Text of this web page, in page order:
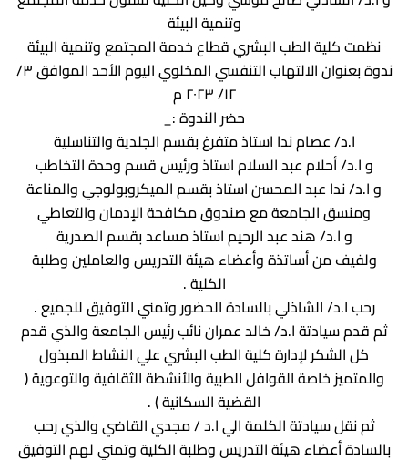
ادارة الازمات والكوارث
الخدمات الالكترونية
التخطيط الاستراتيجي
وحدة ابحاث حيوانات التجارب
كلية الطب جامعة الفيوم
كلية الطب جامعة كفر الشيخ
كلية الطب جامعة المنصورة
كلية الطب جامعة المنيا
كلية الطب جامعة المنوفية
كلية الطب بقنا جامعة جنوب الوادى
كلية الطب بالإسماعيلية جامعة قناة السويس
كلية الطب جامعة الزقازيق
وتنمية البيئة
نظمت كلية الطب البشري قطاع خدمة المجتمع وتنمية البيئة
ندوة بعنوان الالتهاب التنفسي المخلوي اليوم الأحد الموافق ٣/
١٢/ ٢٠٢٣ م
حضر الندوة :_
ا.د/ عصام ندا استاذ متفرغ بقسم الجلدية والتناسلية
و ا.د/ أحلام عبد السلام استاذ ورئيس قسم وحدة التخاطب
و ا.د/ ندا عبد المحسن استاذ بقسم الميكروبولوجي والمناعة
ومنسق الجامعة مع صندوق مكافحة الإدمان والتعاطي
و ا.د/ هند عبد الرحيم استاذ مساعد بقسم الصدرية
ولفيف من أساتذة وأعضاء هيئة التدريس والعاملين وطلبة
الكلية .
رحب ا.د/ الشاذلي بالسادة الحضور وتمني التوفيق للجميع .
ثم قدم سيادتة ا.د/ خالد عمران نائب رئيس الجامعة والذي قدم
كل الشكر لإدارة كلية الطب البشري علي النشاط المبذول
والمتميز خاصة القوافل الطبية والأنشطة الثقافية والتوعوية (
القضية السكانية ) .
ثم نقل سيادتة الكلمة الي ا.د / مجدي القاضي والذي رحب
بالسادة أعضاء هيئة التدريس وطلبة الكلية وتمني لهم التوفيق